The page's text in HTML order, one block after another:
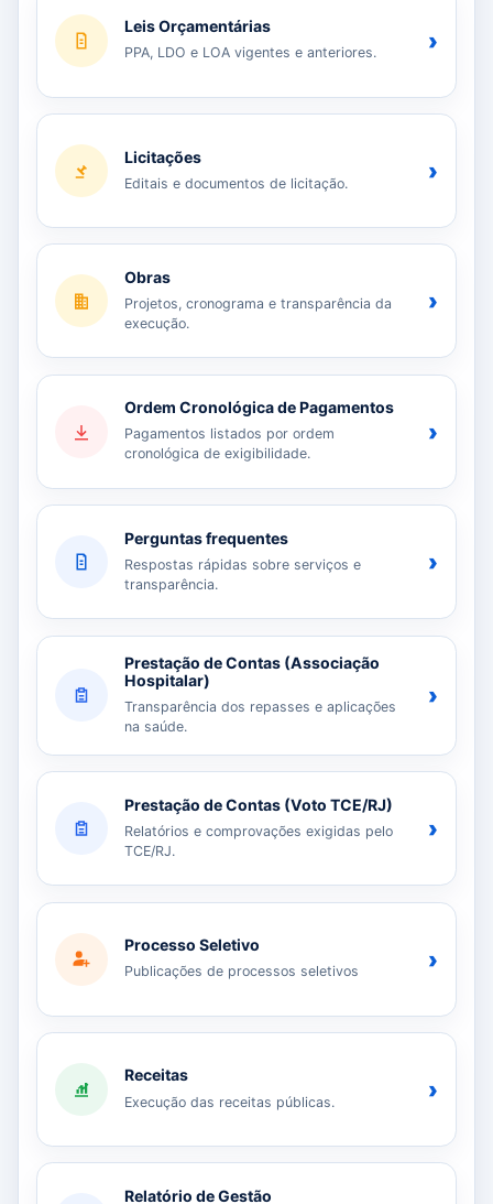
Leis Orçamentárias
PPA, LDO e LOA vigentes e anteriores. ›
Licitações
Editais e documentos de licitação. ›
Obras
Projetos, cronograma e transparência da
execução.
›
Ordem Cronológica de Pagamentos
Pagamentos listados por ordem
cronológica de exigibilidade.
›
Perguntas frequentes
Respostas rápidas sobre serviços e
transparência.
›
Prestação de Contas (Associação
Hospitalar)
Transparência dos repasses e aplicações
na saúde.
›
Prestação de Contas (Voto TCE/RJ)
Relatórios e comprovações exigidas pelo
TCE/RJ.
›
Processo Seletivo
Publicações de processos seletivos ›
Receitas
Execução das receitas públicas. ›
Relatório de Gestão